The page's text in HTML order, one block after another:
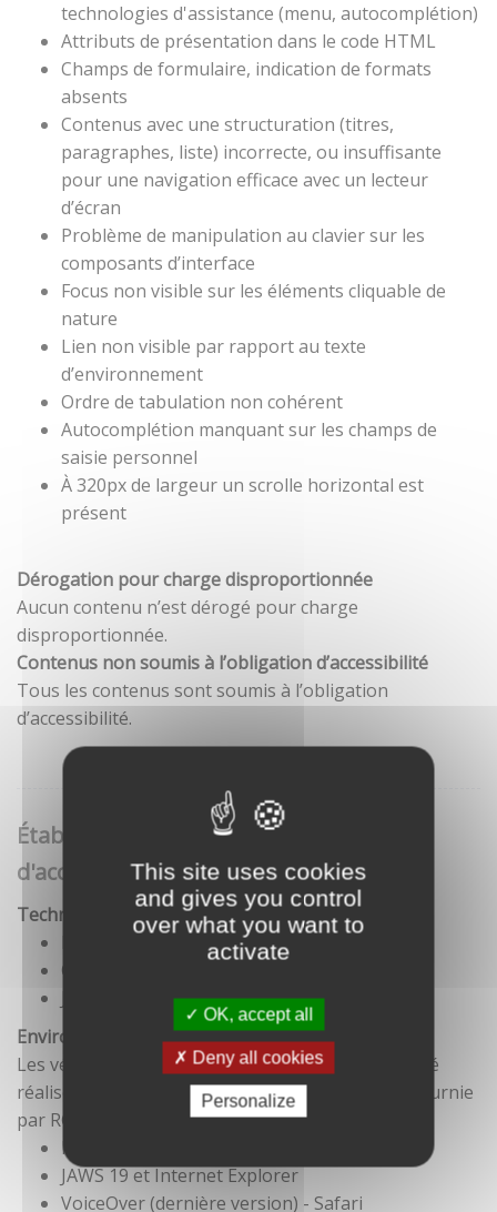
This site uses cookies
and gives you control
over what you want to
activate
OK, accept all
Deny all cookies
Personalize
technologies d'assistance (menu, autocomplétion)
Attributs de présentation dans le code HTML
Champs de formulaire, indication de formats
absents
Contenus avec une structuration (titres,
paragraphes, liste) incorrecte, ou insuffisante
pour une navigation efficace avec un lecteur
d’écran
Problème de manipulation au clavier sur les
composants d’interface
Focus non visible sur les éléments cliquable de
nature
Lien non visible par rapport au texte
d’environnement
Ordre de tabulation non cohérent
Autocomplétion manquant sur les champs de
saisie personnel
À 320px de largeur un scrolle horizontal est
présent
Dérogation pour charge disproportionnée
Aucun contenu n’est dérogé pour charge
disproportionnée.
Contenus non soumis à l’obligation d’accessibilité
Tous les contenus sont soumis à l’obligation
d’accessibilité.
Établissement de cette déclaration
d'accessibilité
Technologies utilisées pour la réalisation du site
CSS
Environnement de test
Les vérifications de restitution de contenus ont été
réalisées conformément à la base de référence fournie
par RGAA 3.
Firefox et NVDA
JAWS 19 et Internet Explorer
VoiceOver (dernière version) - Safari